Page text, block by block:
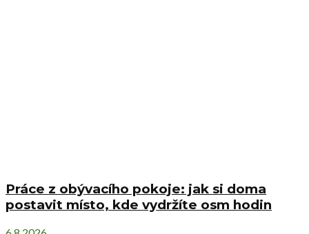
Práce z obývacího pokoje: jak si doma
postavit místo, kde vydržíte osm hodin